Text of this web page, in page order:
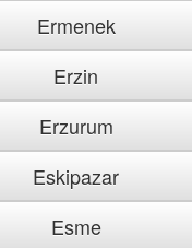
Ermenek
Erzin
Erzurum
Eskipazar
Esme